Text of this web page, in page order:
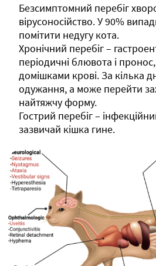
Безсимптомний перебіг
вірусоносійство. У 90%
помітити недугу кота.
Хронічний перебіг –
періодичні блювота і
домішками крові. За кілька
одужання, а може перейти
найтяжчу форму.
Гострий перебіг –
зазвичай кішка гине.